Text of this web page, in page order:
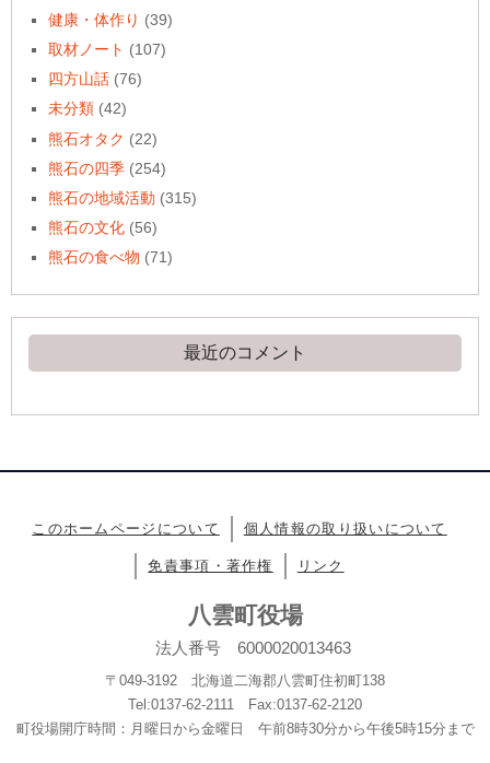
健康・体作り (39)
取材ノート (107)
四方山話 (76)
未分類 (42)
熊石オタク (22)
熊石の四季 (254)
熊石の地域活動 (315)
熊石の文化 (56)
熊石の食べ物 (71)
最近のコメント
このホームページについて 個人情報の取り扱いについて
免責事項・著作権 リンク
八雲町役場
法人番号 6000020013463
〒049-3192 北海道二海郡八雲町住初町138
Tel:0137-62-2111 Fax:0137-62-2120
町役場開庁時間：月曜日から金曜日 午前8時30分から午後5時15分まで